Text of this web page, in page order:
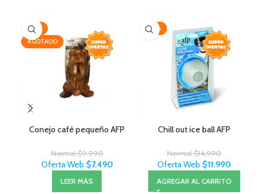
-25%
AGOTADO
Conejo café pequeño AFP
Normal$9.990
Oferta Web $7.490
LEER MÁS
-20%
Chill out ice ball AFP
Normal$14.990
Oferta Web $11.990
AGREGAR AL CARRITO